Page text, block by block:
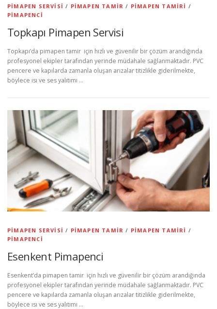
PIMAPEN SERVISI / PIMAPEN TAMIR / PIMAPEN TAMIRI /
PIMAPENCI
Topkapı Pimapen Servisi
Topkapı’da pimapen tamir için hızlı ve güvenilir bir çözüm arandığında
profesyonel ekipler tarafından yerinde müdahale sağlanmaktadır. PVC
pencere ve kapılarda zamanla oluşan arızalar titizlikle giderilmekte,
böylece ısı ve ses yalıtımı …
PIMAPEN SERVISI / PIMAPEN TAMIR / PIMAPEN TAMIRI /
PIMAPENCI
Esenkent Pimapenci
Esenkent’da pimapen tamir için hızlı ve güvenilir bir çözüm arandığında
profesyonel ekipler tarafından yerinde müdahale sağlanmaktadır. PVC
pencere ve kapılarda zamanla oluşan arızalar titizlikle giderilmekte,
böylece ısı ve ses yalıtımı …